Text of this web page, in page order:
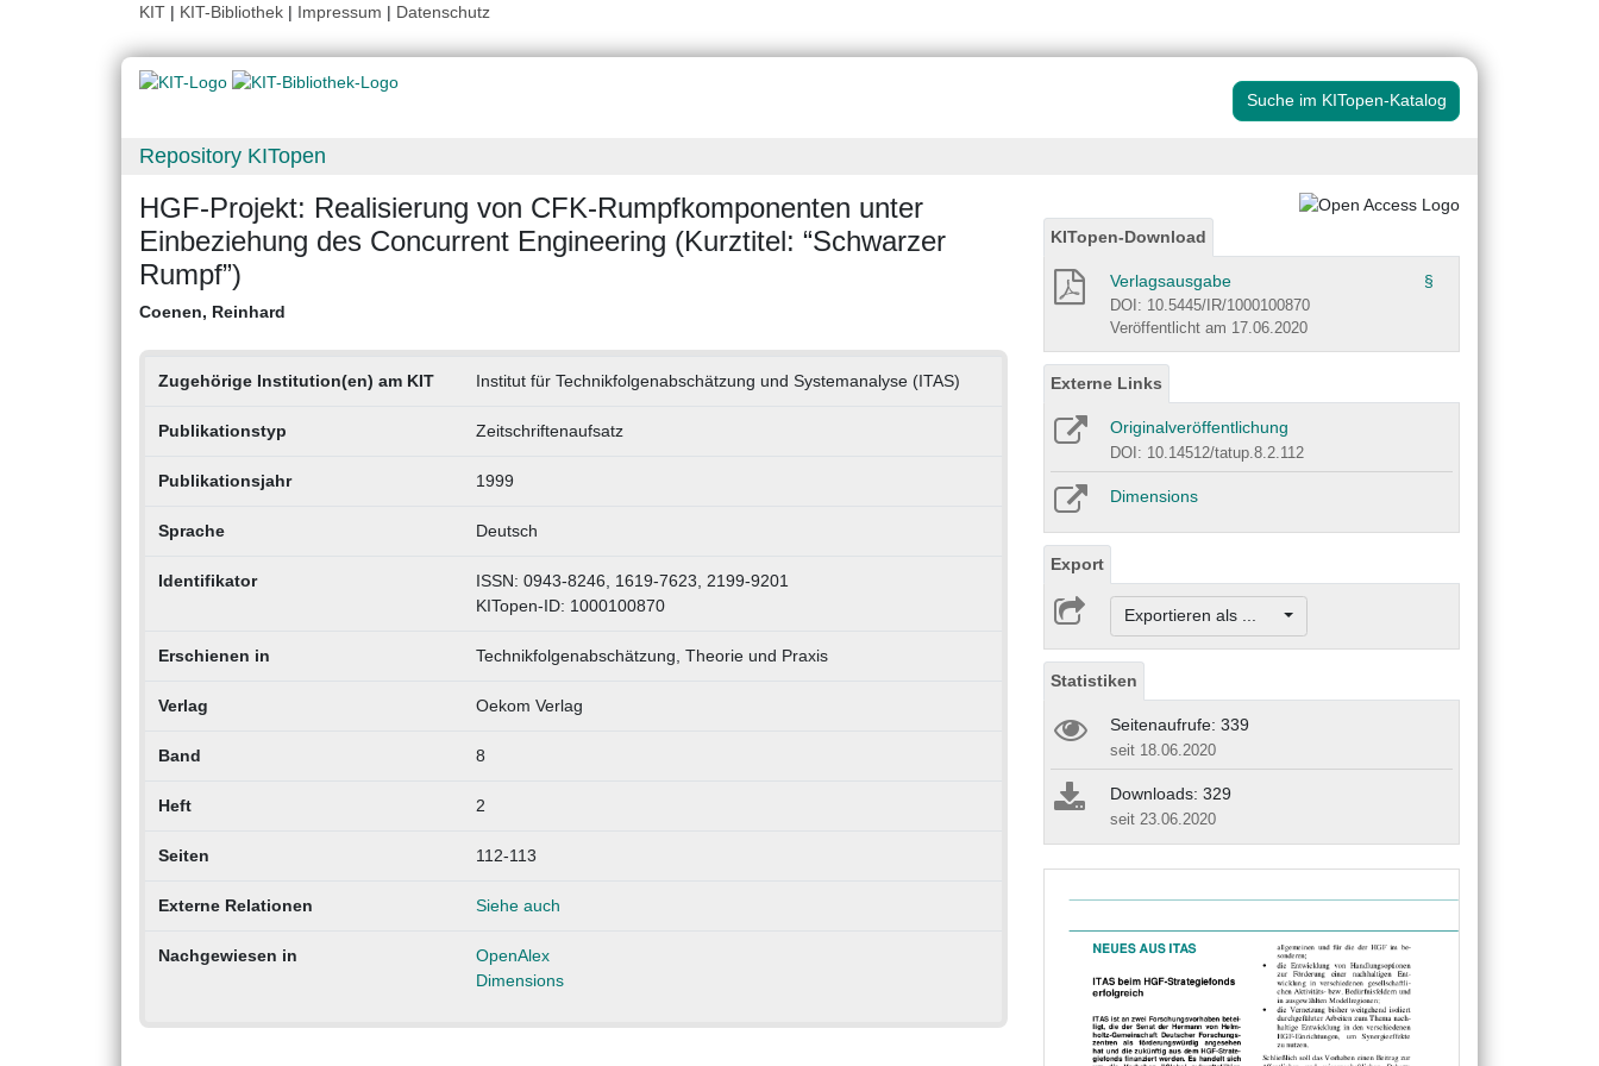
KIT | KIT-Bibliothek | Impressum | Datenschutz
Suche im KITopen-Katalog
Repository KITopen
HGF-Projekt: Realisierung von CFK-Rumpfkomponenten unter
Einbeziehung des Concurrent Engineering (Kurztitel: “Schwarzer
Rumpf”)
Coenen, Reinhard
Zugehörige Institution(en) am KIT Institut für Technikfolgenabschätzung und Systemanalyse (ITAS)
Publikationstyp Zeitschriftenaufsatz
Publikationsjahr 1999
Sprache Deutsch
Identifikator
ISSN: 0943-8246, 1619-7623, 2199-9201
KITopen-ID: 1000100870
Erschienen in Technikfolgenabschätzung, Theorie und Praxis
Verlag Oekom Verlag
Band 8
Heft 2
Seiten 112-113
Externe Relationen Siehe auch
Nachgewiesen in
OpenAlex
Dimensions
KITopen-Download
Verlagsausgabe §
DOI: 10.5445/IR/1000100870
Veröffentlicht am 17.06.2020
Externe Links
Originalveröffentlichung
DOI: 10.14512/tatup.8.2.112
Dimensions
Export
Exportieren als ...
Statistiken
Seitenaufrufe: 339
seit 18.06.2020
Downloads: 329
seit 23.06.2020